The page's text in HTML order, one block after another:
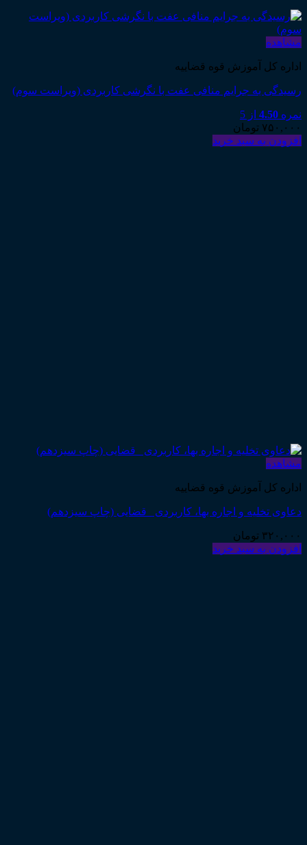
مشاهده
اداره کل آموزش قوه قضاییه
رسیدگی به جرایم منافی عفت با نگرشی کاربردی (ویراست سوم)
نمره 4.50 از 5
۷۵۰,۰۰۰ تومان
افزودن به سبد خرید
مشاهده
اداره کل آموزش قوه قضاییه
دعاوی تخلیه و اجاره بها، کاربردی _قضایی (چاپ سیزدهم)
۳۲۰,۰۰۰ تومان
افزودن به سبد خرید